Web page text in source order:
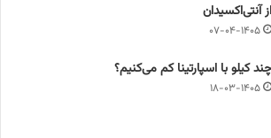
از آنتی‌اکسیدان
۰۷-۰۴-۱۴۰۵
چند کیلو با اسپارتینا کم می‌کنیم؟
۱۸-۰۳-۱۴۰۵